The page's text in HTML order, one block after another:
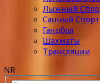
Лыжный
Санный Спорт
Гандбол
Шахматы
Трансляции
NR